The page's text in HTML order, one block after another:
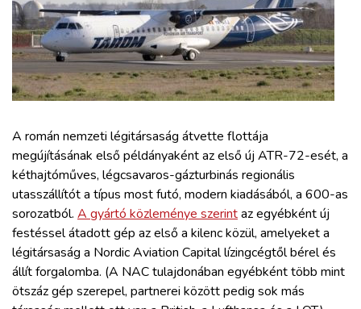
ELLÁTÁSI LÁNC
ZÖLDÚT
HAJÓZÁS
BLOG
ARCHÍVUM
WEBSHOP
BELÉPÉS
A román nemzeti légitársaság átvette flottája
megújításának első példányaként az első új ATR-72-esét, a
kéthajtóműves, légcsavaros-gázturbinás regionális
utasszállítót a típus most futó, modern kiadásából, a 600-as
sorozatból. A gyártó közleménye szerintaz egyébként új
festéssel átadott gép az első a kilenc közül, amelyeket a
légitársaság a Nordic Aviation Capital lízingcégtől bérel és
állít forgalomba. (A NAC tulajdonában egyébként több mint
ötszáz gép szerepel, partnerei között pedig sok más